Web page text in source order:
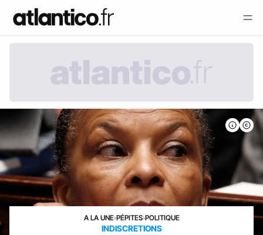
A LA UNE›PÉPITES›POLITIQUE
INDISCRETIONS